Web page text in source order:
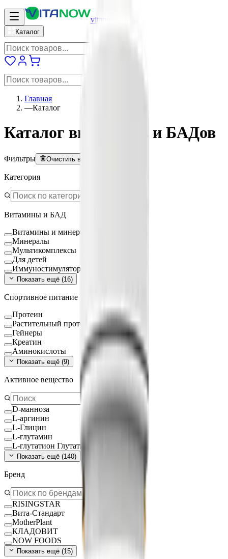
vitanow
Каталог
Главная
—Каталог
Каталог витаминов и БАДов
Фильтры Очистить всё
Категория
Витамины и БАД
Витамины и минералы
Минералы
Мультикомплексы
Для детей
Иммуностимуляторы
Показать ещё (16)
Спортивное питание
Протеин
Растительный протеин
Гейнеры
Креатин
Аминокислоты
Показать ещё (9)
Активное вещество
D-манноза
L-аргинин
L-Глицин
L-глутамин
L-глутатион Глутатион
Показать ещё (140)
Бренд
RISINGSTAR
Вита-Стандарт
MotherPlant
КЛАДОВИТ
NOW FOODS
Показать ещё (15)